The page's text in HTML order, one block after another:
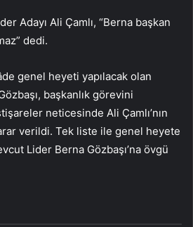
Adayı Ali Çamlı, “Berna başkan
dedi.
genel heyeti yapılacak olan
başkanlık görevini
neticesinde Ali Çamlı’nın
verildi. Tek liste ile genel heyete
Lider Berna Gözbaşı’na övgü